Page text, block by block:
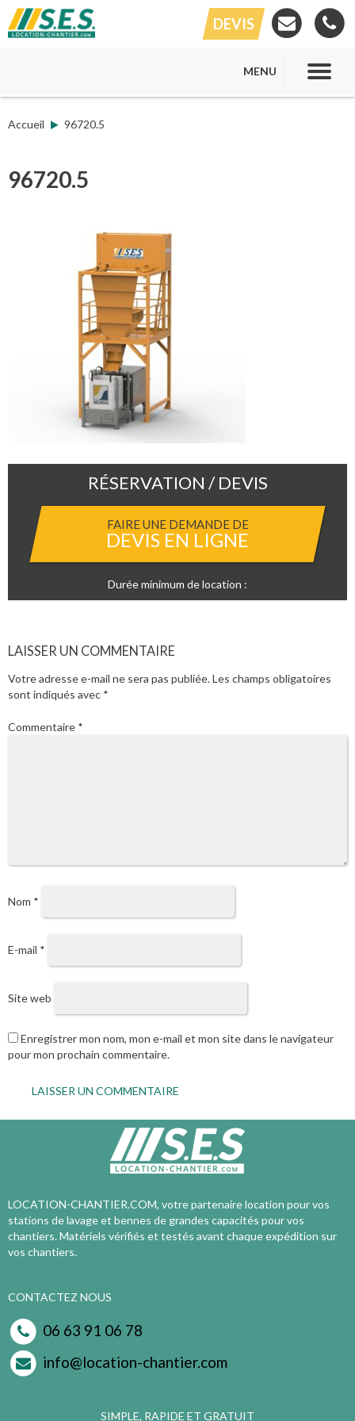
DEVIS
MENU
Accueil 96720.5
96720.5
RÉSERVATION / DEVIS
FAIRE UNE DEMANDE DE
DEVIS EN LIGNE
Durée minimum de location :
LAISSER UN COMMENTAIRE
Votre adresse e-mail ne sera pas publiée.Les champs obligatoires
sont indiqués avec *
Commentaire *
Nom *
E-mail *
Site web
Enregistrer mon nom, mon e-mail et mon site dans le navigateur
pour mon prochain commentaire.
LOCATION-CHANTIER.COM, votre partenaire location pour vos
stations de lavage et bennes de grandes capacités pour vos
chantiers. Matériels vérifiés et testés avant chaque expédition sur
vos chantiers.
CONTACTEZ NOUS
06 63 91 06 78
info@location-chantier.com
SIMPLE, RAPIDE ET GRATUIT